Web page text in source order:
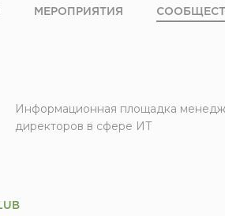
МЕРОПРИЯТИЯ
Информационная площадка
директоров в сфере ИТ